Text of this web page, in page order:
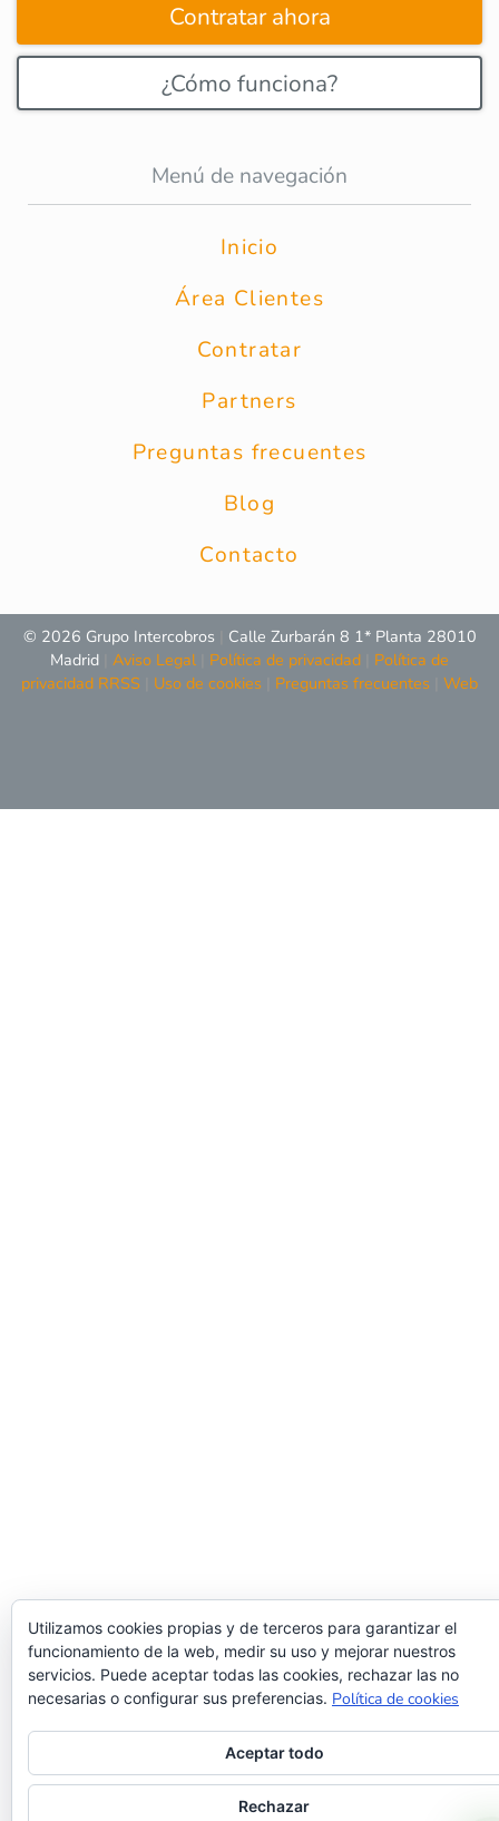
Contratar ahora
¿Cómo funciona?
Menú de navegación
Inicio
Área Clientes
Contratar
Partners
Preguntas frecuentes
Blog
Contacto
© 2026 Grupo Intercobros
Calle Zurbarán 8 1* Planta 28010
Madrid Aviso Legal Política de privacidad
Política de
privacidad RRSS
Uso de cookies Preguntas frecuentes Web
Utilizamos cookies propias y de terceros para garantizar el
funcionamiento de la web, medir su uso y mejorar nuestros
servicios. Puede aceptar todas las cookies, rechazar las no
necesarias o configurar sus preferencias. Política de cookies
Aceptar todo
Rechazar